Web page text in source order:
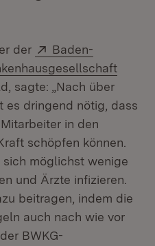
der Extern:
Baden-
Fenster)
sagte: „Nach über
es dringend nötig, dass
in den
schöpfen können.
möglichst wenige
und Ärzte infizieren.
beitragen, indem die
auch nach wie vor
BWKG-